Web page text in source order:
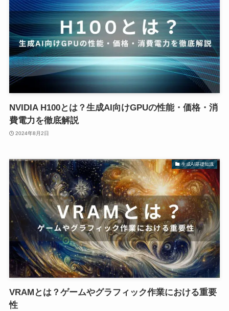
NVIDIA H100とは？生成AI向けGPUの性能・価格・消
費電力を徹底解説
2024年8月2日
生成AI基礎知識
VRAMとは？ゲームやグラフィック作業における重要
性